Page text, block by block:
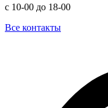
с 10-00 до 18-00
Все контакты